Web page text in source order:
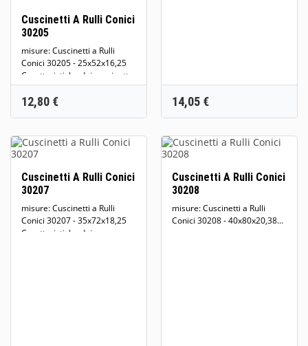
Cuscinetti A Rulli Conici
30205
misure: Cuscinetti a Rulli
Conici 30205 - 25x52x16,25
Caratteristiche dei cuscinetti
a...
Prezzo
12,80 € Prezzo
14,05 €
Cuscinetti A Rulli Conici
30207
misure: Cuscinetti a Rulli
Conici 30207 - 35x72x18,25
Caratteristiche dei...
Cuscinetti A Rulli Conici
30208
misure: Cuscinetti a Rulli
Conici 30208 - 40x80x20,38...